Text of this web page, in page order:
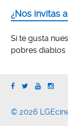
¿Nos invitas
Si te gusta
pobres diablos
© 2026